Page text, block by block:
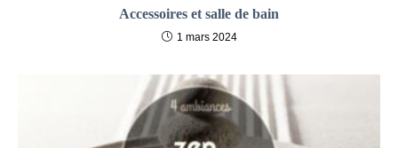
Accessoires et salle de bain
1 mars 2024